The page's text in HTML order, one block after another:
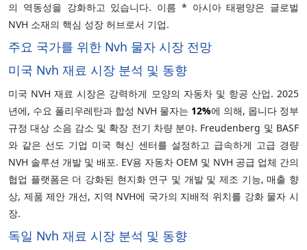
의 역동성을 강화하고 있습니다. 이름 * 아시아 태평양은 글로벌
NVH 소재의 핵심 성장 허브로서 기업.
주요 국가를 위한 Nvh 물자 시장 전망
미국 Nvh 재료 시장 분석 및 동향
미국 NVH 재료 시장은 강력하게 모양의 자동차 및 항공 산업. 2025
년에, 수요 폴리우레탄과 합성 NVH 물자는 12%에 의해, 몹니다 정부
규정 대상 소음 감소 및 확장 전기 차량 분야. Freudenberg 및 BASF
와 같은 선도 기업 미국 혁신 센터를 설정하고 급속하게 고급 경량
NVH 솔루션 개발 및 배포. EV용 자동차 OEM 및 NVH 공급 업체 간의
협업 플랫폼은 더 강화된 현지화 연구 및 개발 및 제조 기능, 매출 향
상, 제품 제안 개선, 지역 NVH에 국가의 지배적 위치를 강화 물자 시
장.
독일 Nvh 재료 시장 분석 및 동향